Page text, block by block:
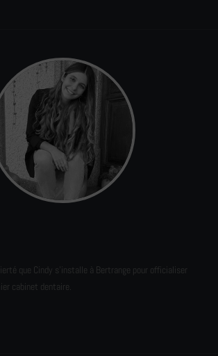
que Cindy s'installe à Bertrange pour officialiser
cabinet dentaire.